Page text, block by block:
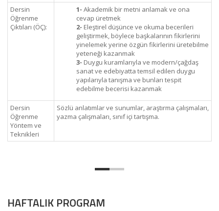
Dersin
Öğrenme
Çıktıları (ÖÇ):
1- Akademik bir metni anlamak ve ona
cevap üretmek
2- Eleştirel düşünce ve okuma becerileri
geliştirmek, böylece başkalarının fikirlerini
yinelemek yerine özgün fikirlerini üretebilme
yeteneği kazanmak
3- Duygu kuramlarıyla ve modern/çağdaş
sanat ve edebiyatta temsil edilen duygu
yapılarıyla tanışma ve bunları tespit
edebilme becerisi kazanmak
Dersin
Öğrenme
Yöntem ve
Teknikleri
Sözlü anlatımlar ve sunumlar, araştırma çalışmaları,
yazma çalışmaları, sınıf içi tartışma.
HAFTALIK PROGRAM